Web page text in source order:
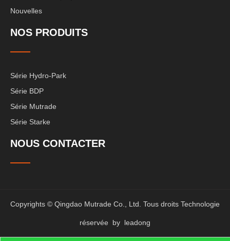
Nouvelles
NOS PRODUITS
Série Hydro-Park
Série BDP
Série Mutrade
Série Starke
NOUS CONTACTER
Copyrights © Qingdao Mutrade Co., Ltd. Tous droits Technologie
réservée by leadong